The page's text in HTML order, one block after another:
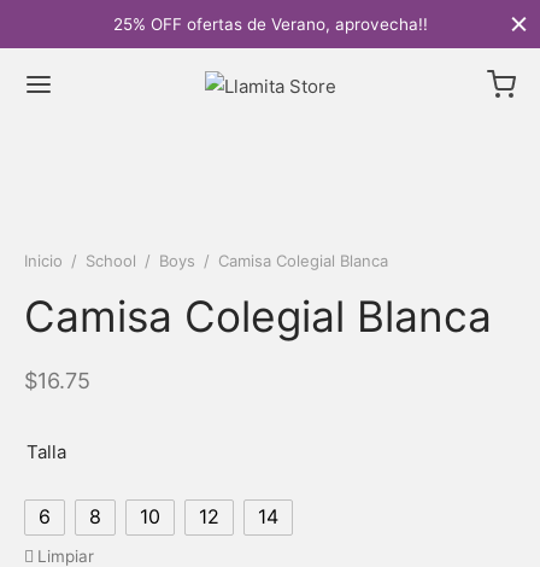
25% OFF ofertas de Verano, aprovecha!!
Inicio / School / Boys / Camisa Colegial Blanca
Camisa Colegial Blanca
$16.75
Talla
6 8 10 12 14
Limpiar